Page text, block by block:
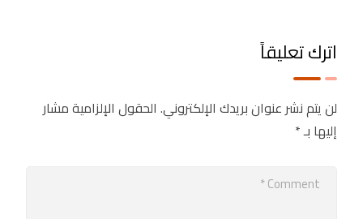
اترك تعليقاً
لن يتم نشر عنوان بريدك الإلكتروني. الحقول الإلزامية مشار
إليها بـ*